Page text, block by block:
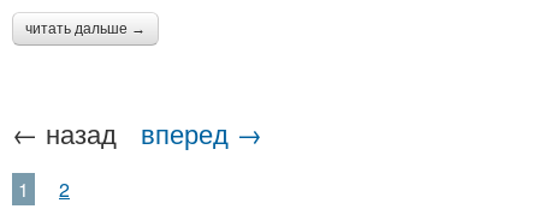
читать дальше →
← назад вперед →
1 2